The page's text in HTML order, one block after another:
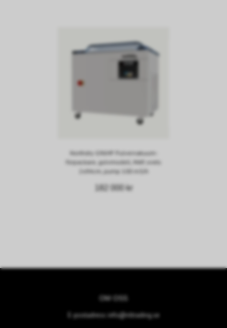
Northdry G96HP Pulvervakuum-
förpackare, golvmodell, MAP, svets
2x94cm, pump 100 m3/h
182 000 kr
OM OSS
E-postadress: info@nltrading.se